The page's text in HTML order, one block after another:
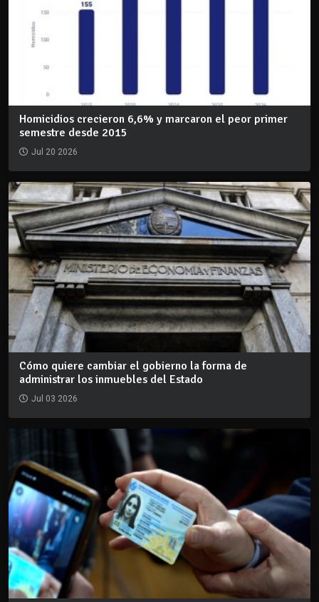
Homicidios crecieron 6,6% y marcaron el peor primer
semestre desde 2015
Jul 20 2026
Cómo quiere cambiar el gobierno la forma de
administrar los inmuebles del Estado
Jul 03 2026